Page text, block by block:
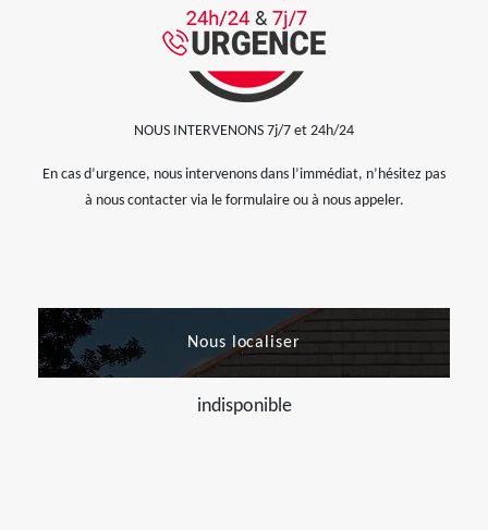
NOUS INTERVENONS 7j/7 et 24h/24
En cas d’urgence, nous intervenons dans l’immédiat, n’hésitez pas
à nous contacter via le formulaire ou à nous appeler.
Nous localiser
indisponible